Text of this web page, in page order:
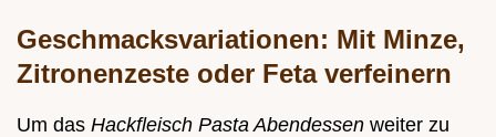
Geschmacksvariationen: Mit Minze,
Zitronenzeste oder Feta verfeinern
Um das Hackfleisch Pasta Abendessen weiter zu